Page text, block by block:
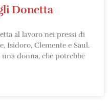
Donetta
al lavoro nei pressi di
Isidoro, Clemente e Saul.
donna, che potrebbe